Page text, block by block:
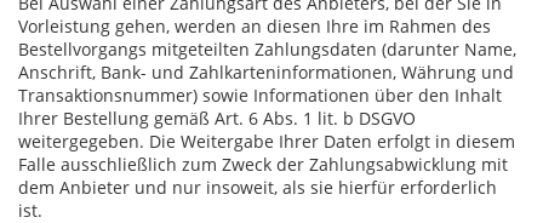
Vorleistung gehen, werden an diesen Ihre im Rahmen des
Bestellvorgangs mitgeteilten Zahlungsdaten (darunter Name,
Anschrift, Bank- und Zahlkarteninformationen, Währung und
Transaktionsnummer) sowie Informationen über den Inhalt
Ihrer Bestellung gemäß Art. 6 Abs. 1 lit. b DSGVO
weitergegeben. Die Weitergabe Ihrer Daten erfolgt in diesem
Falle ausschließlich zum Zweck der Zahlungsabwicklung mit
dem Anbieter und nur insoweit, als sie hierfür erforderlich
ist.